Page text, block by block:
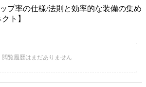
プ率の仕様/法則と効率的な装備の集め
ト】